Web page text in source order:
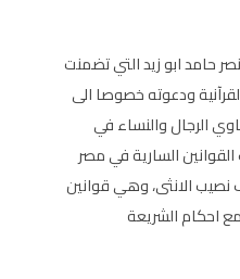
حامد ابو زيد التي تضمنت
ودعوته خصوصا الى
الرجال والنساء في
السارية في مصر
الانثى، وهي قوانين
احكام الشريعة